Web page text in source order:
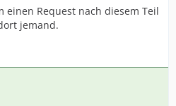
Request nach diesem Teil
jemand.